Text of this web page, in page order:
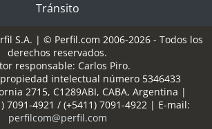
Tránsito
S.A. | © Perfil.com 2006-2026 - Todos los
derechos reservados.
responsable: Carlos Piro.
intelectual número 5346433
2715, C1289ABI, CABA, Argentina |
7091-4921 / (+5411) 7091-4922| E-mail:
perfilcom@perfil.com